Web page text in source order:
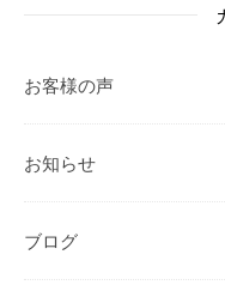
お客様の声
お知らせ
ブログ